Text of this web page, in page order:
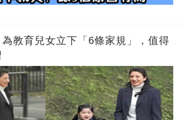
教育兒女立下「6條家規」，值得